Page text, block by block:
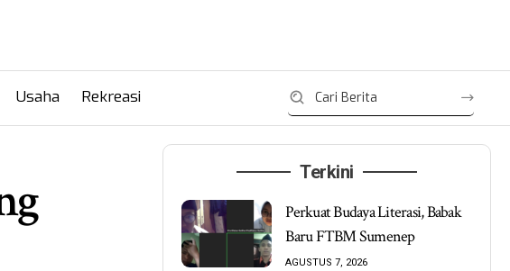
Usaha Rekreasi
Terkini
Perkuat Budaya Literasi, Babak
Baru FTBM Sumenep
AGUSTUS 7, 2026